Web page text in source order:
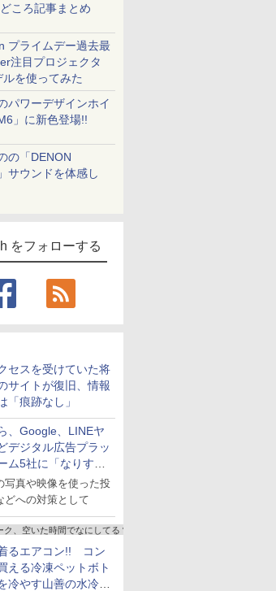
ころ記事まとめ
プライムデー過去最
注目プロジェクタ
ルを使ってみた
パワーデザインホイ
」に新色登場!!
の「DENON
サウンドを体感し
をフォローする
セスを受けていた将
サイトが復旧、情報
「痕跡なし」
、Google、LINEヤ
デジタル広告プラッ
ム5社に「なりすま
告」対策強化を要請
写真や映像を使った投
どへの対策として
ク、空いた時間でなにしてる？
るエアコン!! コン
える冷凍ペットボト
冷やす山善の水冷ベ